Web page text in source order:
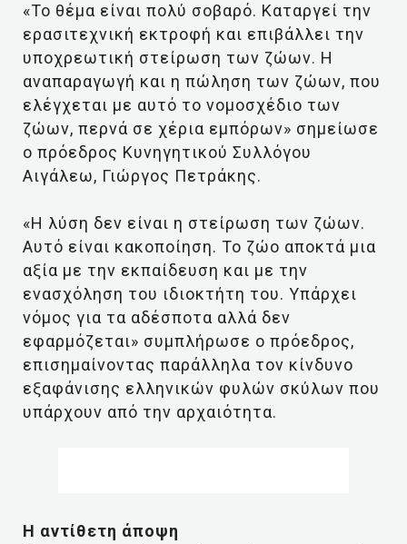
«Το θέμα είναι πολύ σοβαρό. Καταργεί την
ερασιτεχνική εκτροφή και επιβάλλει την
υποχρεωτική στείρωση των ζώων. Η
αναπαραγωγή και η πώληση των ζώων, που
ελέγχεται με αυτό το νομοσχέδιο των
ζώων, περνά σε χέρια εμπόρων» σημείωσε
ο πρόεδρος Κυνηγητικού Συλλόγου
Αιγάλεω, Γιώργος Πετράκης.
«Η λύση δεν είναι η στείρωση των ζώων.
Αυτό είναι κακοποίηση. Το ζώο αποκτά μια
αξία με την εκπαίδευση και με την
ενασχόληση του ιδιοκτήτη του. Υπάρχει
νόμος για τα αδέσποτα αλλά δεν
εφαρμόζεται» συμπλήρωσε ο πρόεδρος,
επισημαίνοντας παράλληλα τον κίνδυνο
εξαφάνισης ελληνικών φυλών σκύλων που
υπάρχουν από την αρχαιότητα.
Η αντίθετη άποψη